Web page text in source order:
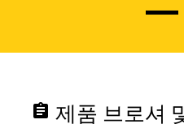
assignment 제품 브로셔